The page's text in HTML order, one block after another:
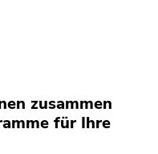
zusammen
für Ihre